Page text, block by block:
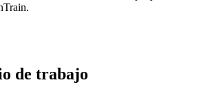
de trabajo